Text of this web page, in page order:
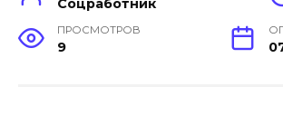
Соцработник
ПРОСМОТРОВ
9